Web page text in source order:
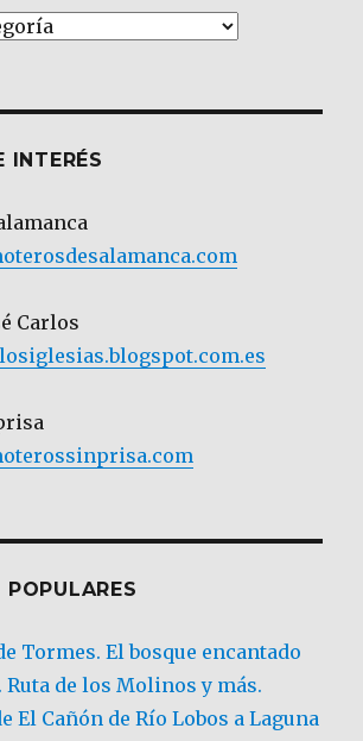
INTERÉS
Carlos
Tormes. El bosque encantado
Ruta de los Molinos y más.
El Cañón de Río Lobos a Laguna